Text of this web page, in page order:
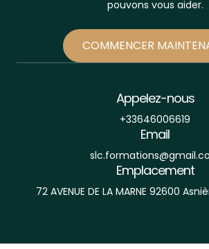
pouvons vous aider.
COMMENCER
Appelez-nous
+33646006619
Email
Emplacement
72 AVENUE DE LA MARNE 92600